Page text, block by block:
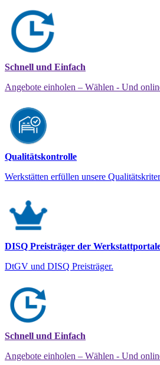
Schnell und Einfach
Angebote einholen – Wählen - Und
Qualitätskontrolle
Werkstätten erfüllen unsere
DISQ Preisträger der
DtGV und DISQ Preisträger.
Schnell und Einfach
Angebote einholen – Wählen - Und